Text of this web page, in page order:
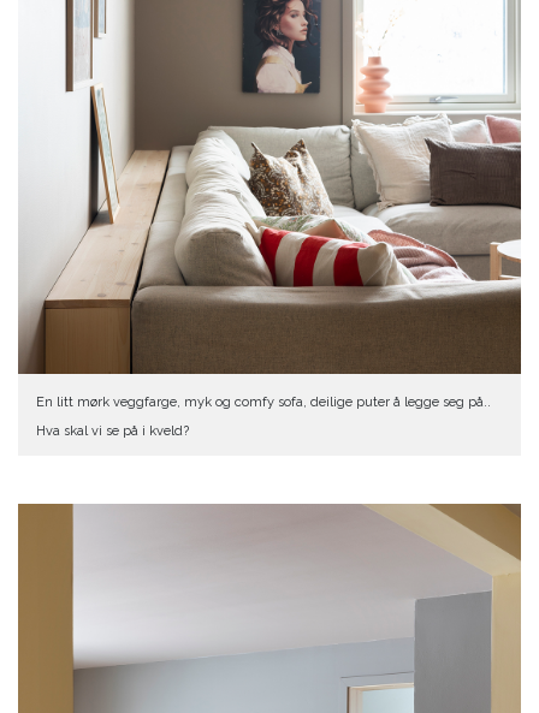
En litt mørk veggfarge, myk og comfy sofa, deilige puter å legge seg på..
Hva skal vi se på i kveld?